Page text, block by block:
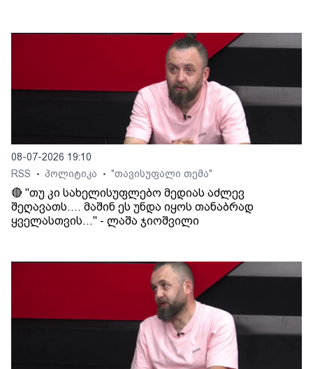
08-07-2026 19:10
RSS
• პოლიტიკა • "თავისუფალი თემა"
🔴 "თუ კი სახელისუფლებო მედიას აძლევ
შეღავათს.... მაშინ ეს უნდა იყოს თანაბრად
ყველასთვის..." - ლაშა ჯიოშვილი